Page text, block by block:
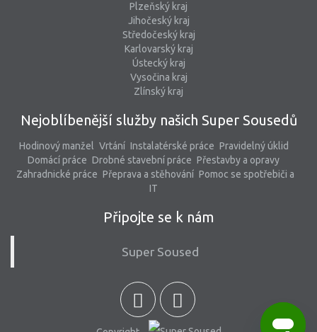
Plzeňský kraj
Jihočeský kraj
Středočeský kraj
Karlovarský kraj
Ústecký kraj
Vysočina kraj
Zlínský kraj
Nejoblíbenější služby našich Super Sousedů
Hodinový manžel Vrtání Instalatérské práce Pravidelný úklid
Domácí práce Drobné stavební práce Přestavby a opravy
Zahradnické práce Přeprava a stěhování Pomoc se spotřebiči a
IT
Připojte se k nám
Super Soused